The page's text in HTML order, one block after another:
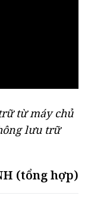
từ máy chủ
lưu trữ
(tổng hợp)